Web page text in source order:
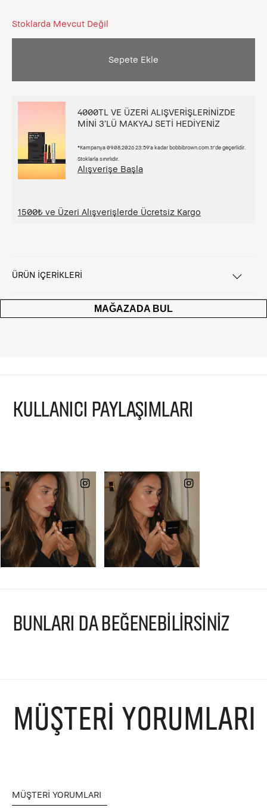
Stoklarda Mevcut Değil
Sepete Ekle
4000TL VE ÜZERİ ALIŞVERİŞLERİNİZDE
MİNİ 3’LÜ MAKYAJ SETİ HEDİYENİZ
*Kampanya 09.08.2026 23:59’a kadar bobbibrown.com.tr’de geçerlidir.
Stoklarla sınırlıdır.
Alışverişe Başla
1500₺ ve Üzeri Alışverişlerde Ücretsiz Kargo
ÜRÜN İÇERİKLERİ
MAĞAZADA BUL
KULLANICI PAYLAŞIMLARI
BUNLARI DA BEĞENEBİLİRSİNİZ
MÜŞTERI YORUMLARI
MÜŞTERI YORUMLARI